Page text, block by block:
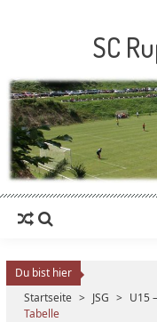
SC
Du bist hier
Startseite > JSG > U15
Tabelle